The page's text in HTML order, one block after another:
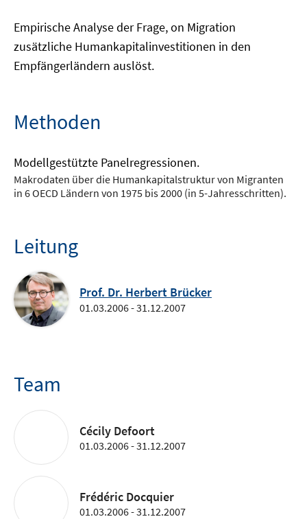
Empirische Analyse der Frage, on Migration
zusätzliche Humankapitalinvestitionen in den
Empfängerländern auslöst.
Methoden
Modellgestützte Panelregressionen.
Makrodaten über die Humankapitalstruktur von Migranten
in 6 OECD Ländern von 1975 bis 2000 (in 5-Jahresschritten).
Leitung
Prof. Dr. Herbert Brücker
01.03.2006 - 31.12.2007
Team
Cécily Defoort
01.03.2006 - 31.12.2007
Frédéric Docquier
01.03.2006 - 31.12.2007